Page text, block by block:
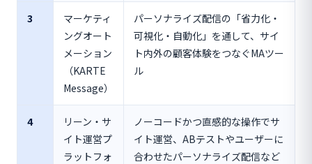
3
マーケティ
ングオート
メーション
（KARTE
Message）
パーソナライズ配信の「省力化・
可視化・自動化」を通して、サイ
ト内外の顧客体験をつなぐMAツー
ル
4
リーン・サ
イト運営プ
ラットフォ
ノーコードかつ直感的な操作でサ
イト運営、ABテストやユーザーに
合わせたパーソナライズ配信など